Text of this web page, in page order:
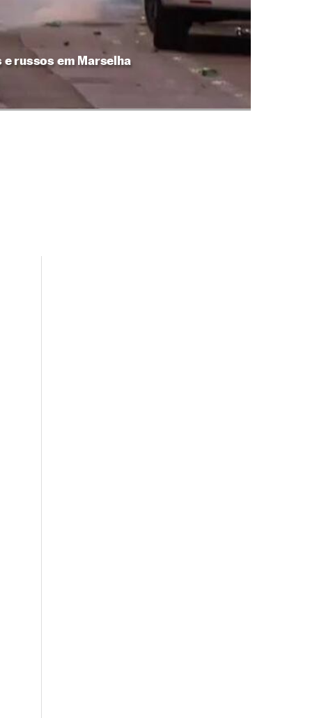
russos em Marselha